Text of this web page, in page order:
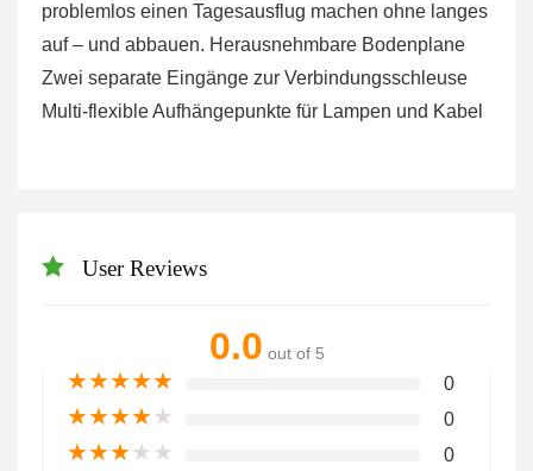
problemlos einen Tagesausflug machen ohne langes
auf – und abbauen. Herausnehmbare Bodenplane
Zwei separate Eingänge zur Verbindungsschleuse
Multi-flexible Aufhängepunkte für Lampen und Kabel
User Reviews
0.0 out of 5
★★★★★ 0
★★★★★ 0
★★★★★ 0